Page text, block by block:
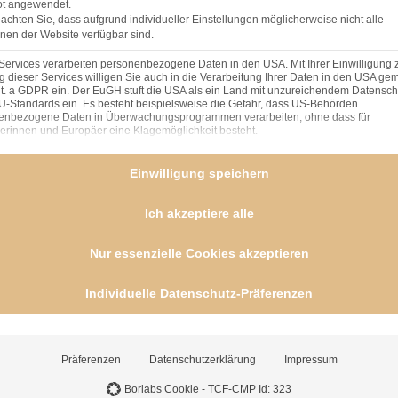
beiseite stellen) und langsam
unter Rühren die Schokolade auflösen
In die Schokoladenmischung geben
die Masse eindickt. In vorbereitete
dem Servieren auf dem Pudding.
angewendet.
Sie, dass aufgrund individueller Einstellungen möglicherweise nicht alle
der Website verfügbar sind.
verarbeiten personenbezogene Daten in den USA. Mit Ihrer Einwilligung
dieser Services willigen Sie auch in die Verarbeitung Ihrer Daten in den USA
a GDPR ein. Der EuGH stuft die USA als ein Land mit unzureichendem
Standards ein. Es besteht beispielsweise die Gefahr, dass US-Behörden
Daten in Überwachungsprogrammen verarbeiten, ohne dass für
und Europäer eine Klagemöglichkeit besteht.
Speichern von oder Zugriff auf Informationen auf einem Endgerät
Personalisierte Werbung und Inhalte, Messung von Werbeleistung
Entwicklung und Verbesserung von Angeboten
Verwendung genauer Standortdaten (59 Vendoren)
eine Liste der Service-Gruppen, für die eine Einwilligung erteilt werden kann. Die erste
(3 Provider)
Essenzielle Services ermöglichen grundlegende Funktionen und sind für das
ordnungsgemäße Funktionieren der Website erforderlich.
Einwilligung speichern
Ich akzeptiere alle
Nur essenzielle Cookies akzeptieren
Individuelle Datenschutz-Präferenzen
Präferenzen Datenschutzerklärung Impressum
Borlabs Cookie - TCF-CMP Id: 323